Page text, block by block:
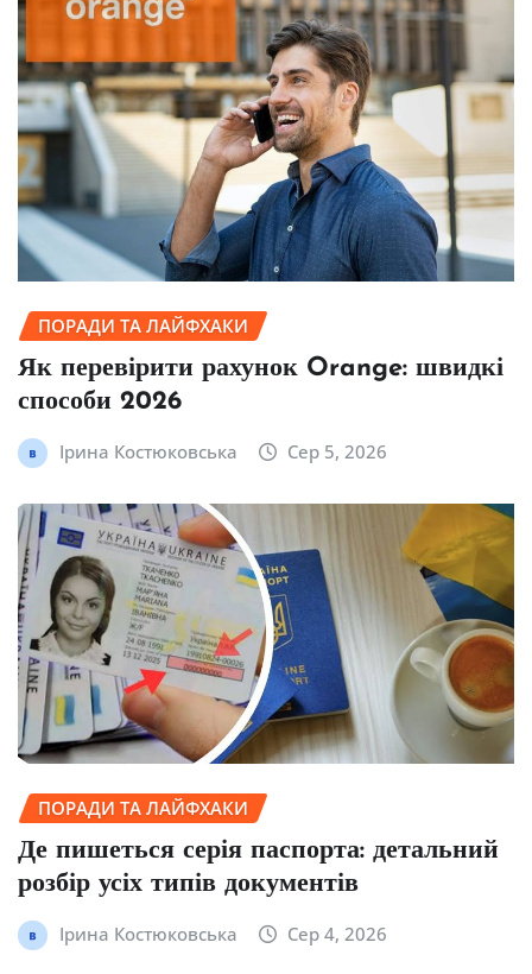
ПОРАДИ ТА ЛАЙФХАКИ
Як перевірити рахунок Orange: швидкі
способи 2026
Ірина Костюковська Сер 5, 2026
ПОРАДИ ТА ЛАЙФХАКИ
Де пишеться серія паспорта: детальний
розбір усіх типів документів
Ірина Костюковська Сер 4, 2026